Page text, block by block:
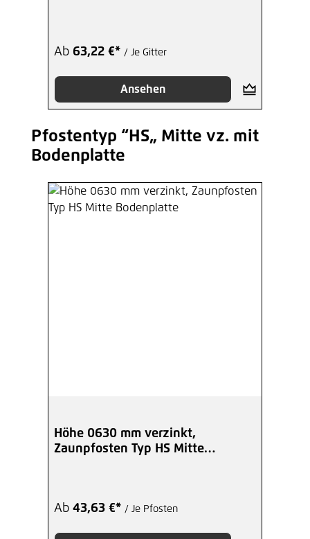
Ab 63,22 €* / Je Gitter
Ansehen
Produktgalerie überspringen
Pfostentyp “HS„ Mitte vz. mit
Bodenplatte
Höhe 0630 mm verzinkt,
Zaunpfosten Typ HS Mitte
Ab 43,63 €* / Je Pfosten